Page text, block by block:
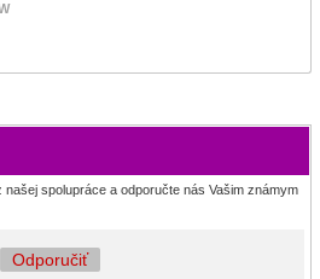
spolupráce a odporučte nás Vašim známym
Odporučiť